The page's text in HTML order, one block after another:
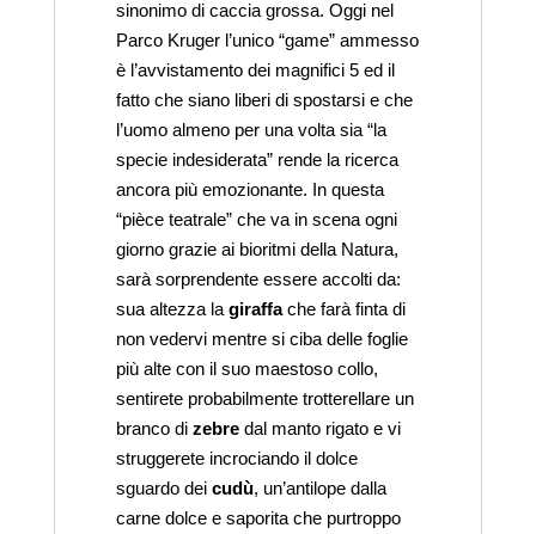
sinonimo di caccia grossa. Oggi nel
Parco Kruger l’unico “game” ammesso
è l’avvistamento dei magnifici 5 ed il
fatto che siano liberi di spostarsi e che
l’uomo almeno per una volta sia “la
specie indesiderata” rende la ricerca
ancora più emozionante. In questa
“pièce teatrale” che va in scena ogni
giorno grazie ai bioritmi della Natura,
sarà sorprendente essere accolti da:
sua altezza la giraffache farà finta di
non vedervi mentre si ciba delle foglie
più alte con il suo maestoso collo,
sentirete probabilmente trotterellare un
branco di zebredal manto rigato e vi
struggerete incrociando il dolce
sguardo dei cudù, un’antilope dalla
carne dolce e saporita che purtroppo